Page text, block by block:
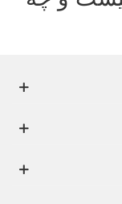
مقابل ضربه به سر و